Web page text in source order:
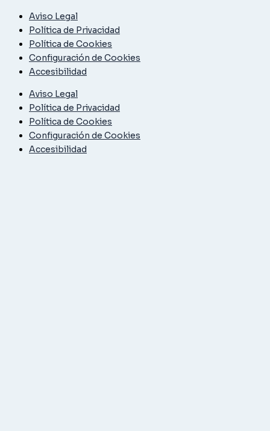
Aviso Legal
Política de Privacidad
Política de Cookies
Configuración de Cookies
Accesibilidad
Aviso Legal
Política de Privacidad
Política de Cookies
Configuración de Cookies
Accesibilidad